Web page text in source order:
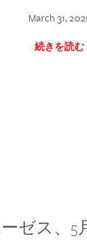
March 31,
続きを読む
ゼス、5